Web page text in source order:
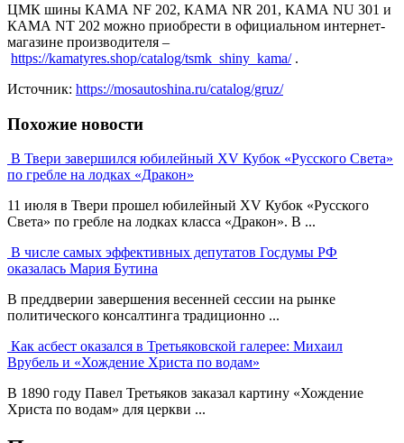
ЦМК шины КАМА NF 202, КАМА NR 201, КАМА NU 301 и
КАМА NT 202 можно приобрести в официальном интернет-
магазине производителя –
https://kamatyres.shop/catalog/tsmk_shiny_kama/.
Источник: https://mosautoshina.ru/catalog/gruz/
Похожие новости
В Твери завершился юбилейный XV Кубок «Русского Света»
по гребле на лодках «Дракон»
11 июля в Твери прошел юбилейный XV Кубок «Русского
Света» по гребле на лодках класса «Дракон». В ...
В числе самых эффективных депутатов Госдумы РФ
оказалась Мария Бутина
В преддверии завершения весенней сессии на рынке
политического консалтинга традиционно ...
Как асбест оказался в Третьяковской галерее: Михаил
Врубель и «Хождение Христа по водам»
В 1890 году Павел Третьяков заказал картину «Хождение
Христа по водам» для церкви ...